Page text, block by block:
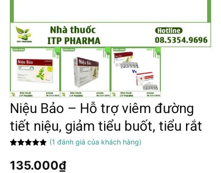
Niệu Bảo – Hỗ trợ viêm đường
tiết niệu, giảm tiểu buốt, tiểu rắt
dựa trên
đánh giá
(1 đánh giá của khách hàng)
135.000₫